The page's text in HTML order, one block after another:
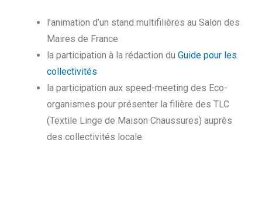
l’animation d’un stand multifilières au Salon des
Maires de France
la participation à la rédaction duGuide pour les
collectivités
la participation aux speed-meeting des Eco-
organismes pour présenter la filière des TLC
(Textile Linge de Maison Chaussures) auprès
des collectivités locale.